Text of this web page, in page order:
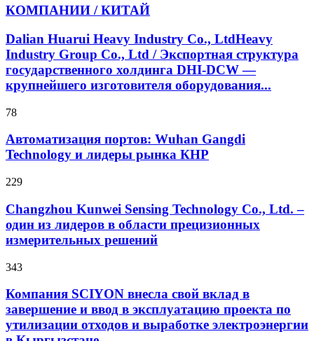
КОМПАНИИ / КИТАЙ
Dalian Huarui Heavy Industry Co., LtdHeavy
Industry Group Co., Ltd / Экспортная структура
государственного холдинга DHI-DCW —
крупнейшего изготовителя оборудования...
78
Автоматизация портов: Wuhan Gangdi
Technology и лидеры рынка КНР
229
Changzhou Kunwei Sensing Technology Co., Ltd. –
один из лидеров в области прецизионных
измерительных решений
343
Компания SCIYON внесла свой вклад в
завершение и ввод в эксплуатацию проекта по
утилизации отходов и выработке электроэнергии